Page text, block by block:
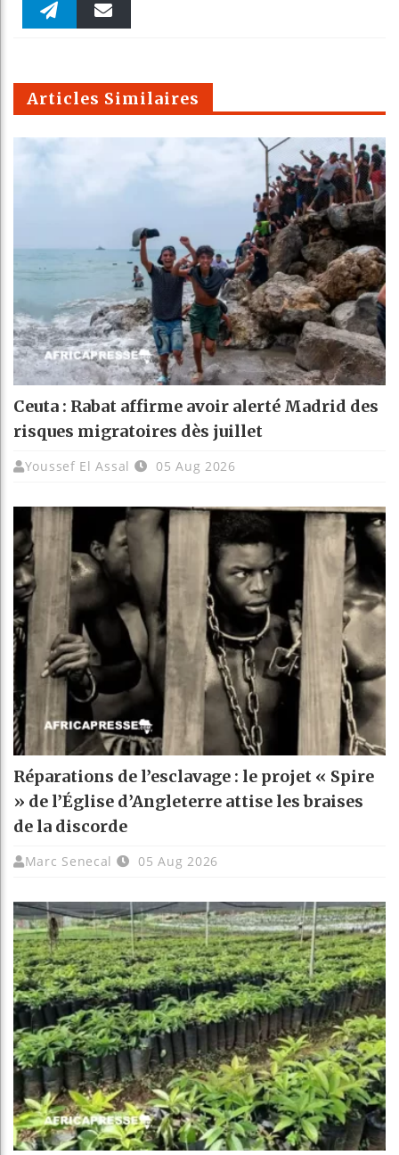
Faceboo Twitter
m
Articles Similaires
Ceuta : Rabat affirme avoir alerté Madrid des
risques migratoires dès juillet
Youssef El Assal 05 Aug 2026
Réparations de l’esclavage : le projet « Spire
» de l’Église d’Angleterre attise les braises
de la discorde
Marc Senecal 05 Aug 2026